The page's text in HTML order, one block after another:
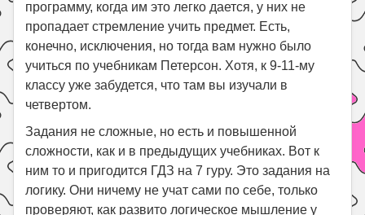
программу, когда им это легко дается, у них не
пропадает стремление учить предмет. Есть,
конечно, исключения, но тогда вам нужно было
учиться по учебникам Петерсон. Хотя, к 9-11-му
классу уже забудется, что там вы изучали в
четвертом.
Задания не сложные, но есть и повышенной
сложности, как и в предыдущих учебниках. Вот к
ним то и пригодится ГДЗ на 7 гуру. Это задания на
логику. Они ничему не учат сами по себе, только
проверяют, как развито логическое мышление у